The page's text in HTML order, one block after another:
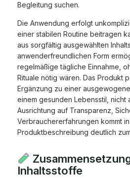
Begleitung suchen.
Die Anwendung erfolgt
einer stabilen Routine beitragen
aus sorgfältig ausgewählten
anwenderfreundlichen Form
regelmäßige tägliche Einnahme,
Rituale nötig wären. Das Produkt
Ergänzung zu einer
einem gesunden Lebensstil, nicht
Ausrichtung auf Transparenz,
Verbrauchererfahrungen kommt
Produktbeschreibung deutlich
Inhaltsstoffe